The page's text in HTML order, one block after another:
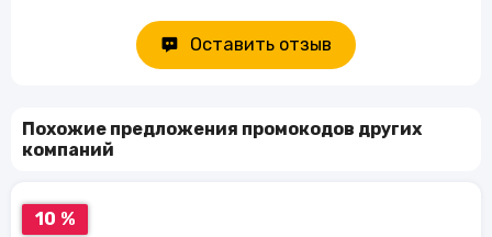
Оставить отзыв
Похожие предложения промокодов других
компаний
10 %